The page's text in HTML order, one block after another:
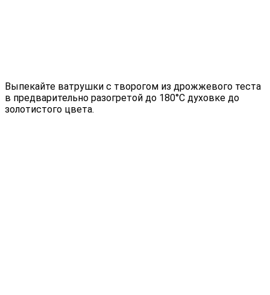
Выпекайте ватрушки с творогом из дрожжевого теста
в предварительно разогретой до 180°С духовке до
золотистого цвета.